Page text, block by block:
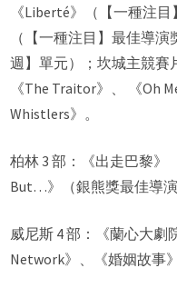
《Liberté》（【一種注
（【一種注目】最佳導
週】單元）；坎城主競賽
《The Traitor》、 《Oh
Whistlers》。
柏林 3 部：《出走巴黎》
But…》（銀熊獎最佳導演
威尼斯 4 部：《蘭心大劇
Network》、《婚姻故事》